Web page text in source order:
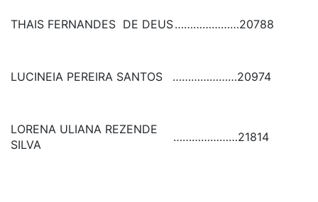
THAIS FERNANDES DE DEUS…………………20788
LUCINEIA PEREIRA SANTOS …………………20974
LORENA ULIANA REZENDE
SILVA
…………………21814